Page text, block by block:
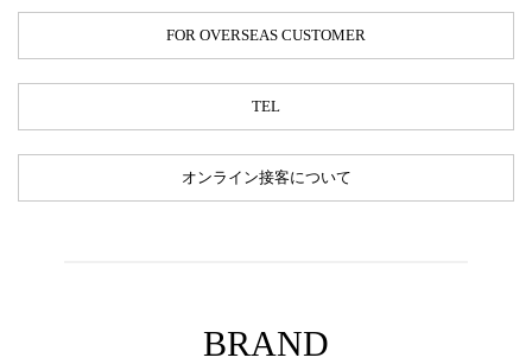
FOR OVERSEAS CUSTOMER
TEL
オンライン接客について
BRAND